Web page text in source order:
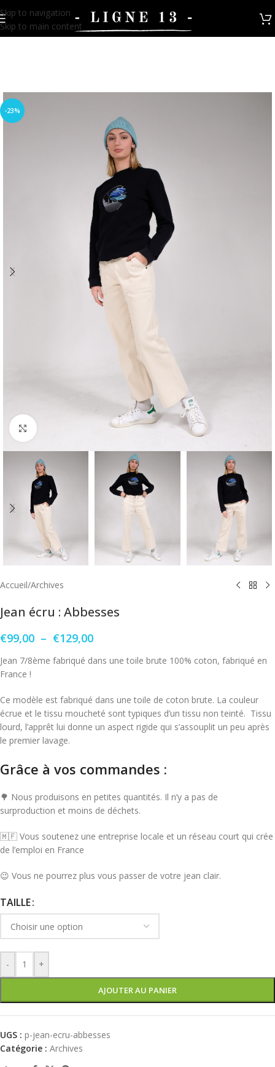
Skip to navigation
Skip to main content
-23%
Click to enlarge
Accueil/Archives
Jean écru : Abbesses
€99,00 – €129,00
Jean 7/8ème fabriqué dans une toile brute 100% coton, fabriqué en
France !
Ce modèle est fabriqué dans une toile de coton brute. La couleur
écrue et le tissu moucheté sont typiques d’un tissu non teinté. Tissu
lourd, l’apprêt lui donne un aspect rigide qui s’assouplit un peu après
le premier lavage.
Grâce à vos commandes :
🌳 Nous produisons en petites quantités. Il n’y a pas de
surproduction et moins de déchets.
🇲🇫 Vous soutenez une entreprise locale et un réseau court qui crée
de l’emploi en France
😉 Vous ne pourrez plus vous passer de votre jean clair.
TAILLE
- +
AJOUTER AU PANIER
UGS : p-jean-ecru-abbesses
Catégorie : Archives